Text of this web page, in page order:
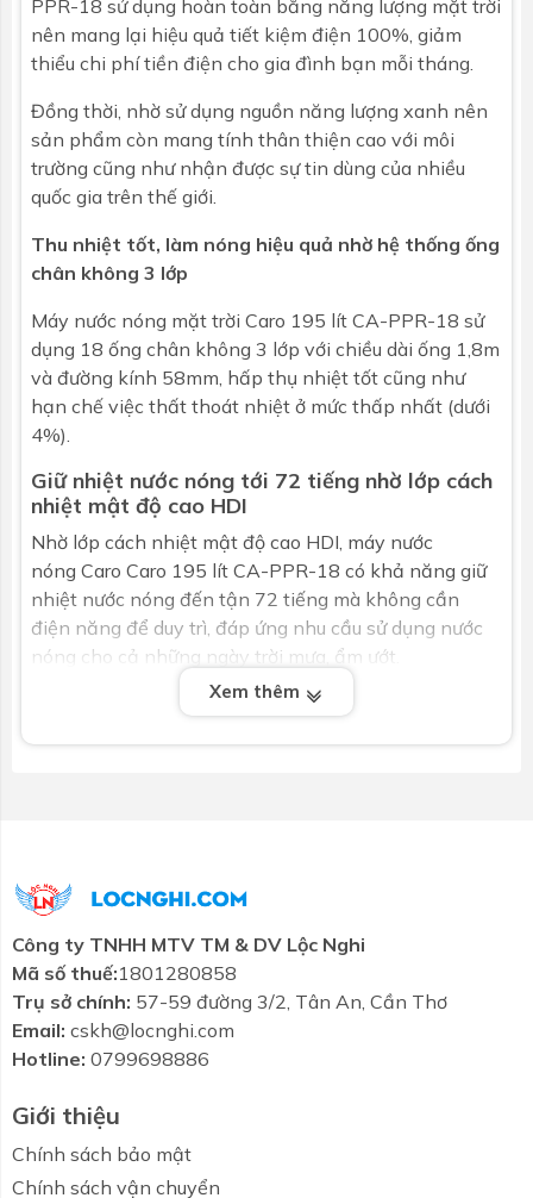
Chiều dài 1800mm
Đường kính 58mm
Số ống 18
PPR-18 sử dụng hoàn toàn bằng năng lượng mặt trời
nên mang lại hiệu quả tiết kiệm điện 100%, giảm
thiểu chi phí tiền điện cho gia đình bạn mỗi tháng.
Đồng thời, nhờ sử dụng nguồn năng lượng xanh nên
sản phẩm còn mang tính thân thiện cao với môi
trường cũng như nhận được sự tin dùng của nhiều
quốc gia trên thế giới.
Thu nhiệt tốt, làm nóng hiệu quả nhờ hệ thống ống
chân không 3 lớp
Máy nước nóng mặt trời Caro 195 lít CA-PPR-18 sử
dụng 18 ống chân không 3 lớp với chiều dài ống 1,8m
và đường kính 58mm, hấp thụ nhiệt tốt cũng như
hạn chế việc thất thoát nhiệt ở mức thấp nhất (dưới
4%).
Giữ nhiệt nước nóng tới 72 tiếng nhờ lớp cách
nhiệt mật độ cao HDI
Nhờ lớp cách nhiệt mật độ cao HDI, máy nước
nóng Caro Caro 195 lít CA-PPR-18 có khả năng giữ
nhiệt nước nóng đến tận 72 tiếng mà không cần
điện năng để duy trì, đáp ứng nhu cầu sử dụng nước
nóng cho cả những ngày trời mưa, ẩm ướt.
Độ bền cao, chống rò rỉ với công nghệ bình
Nâng đỡ chắc chắn bởi giá đỡ hợp kim nhôm đúc
thành khối siêu bền
Toàn bộ hệ thống máy nước nóng
Caro
PPR-18 được nâng đỡ chắc chắn trên giá đỡ hợp kim
nhôm siêu bền, có khả năng chịu được sự tác động
của thời tiết khắc nghiệt.
nóng năng lượng mặt trời:
- Khảo sát vị trí lắp đặt máy có nắng tốt không
(thường hướng nam bắc là hướng đón nắng tốt); Có
Xem thêm
Công ty TNHH MTV TM & DV Lộc Nghi
Mã số thuế:1801280858
Trụ sở chính: 57-59 đường 3/2, Tân An, Cần Thơ
Email: cskh@locnghi.com
Hotline: 0799698886
Giới thiệu
Chính sách bảo mật
Chính sách vận chuyển